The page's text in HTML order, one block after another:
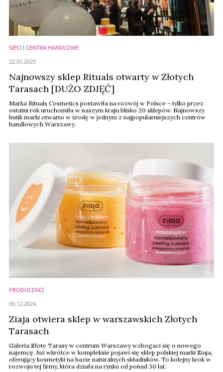
SIECI I CENTRA HANDLOWE
Najnowszy sklep Rituals otwarty w Złotych
Tarasach [DUŻO ZDJĘĆ]
Marka Rituals Cosmetics postawiła na rozwój w Polsce – tylko przez
ostatni rok uruchomiła w naszym kraju blisko 20 sklepów. Najnowszy
butik marki otwarto w środę w jednym z najpopularniejszych centrów
handlowych Warszawy.
22.01.2025
PRODUCENCI
Ziaja otwiera sklep w warszawskich Złotych
Tarasach
Galeria Złote Tarasy w centrum Warszawy wzbogaci się o nowego
najemcę. Już wkrótce w kompleksie pojawi się sklep polskiej marki Ziaja,
oferujący kosmetyki na bazie naturalnych składników. To kolejny krok w
rozwoju tej firmy, która działa na rynku od ponad 30 lat.
06.12.2024